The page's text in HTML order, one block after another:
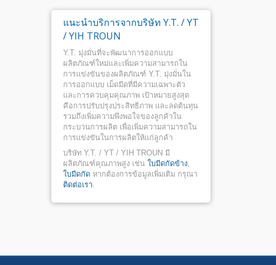
แนะนำบริการจากบริษัท Y.T. / YT
/ YIH TROUN
Y.T. มุ่งมั่นที่จะพัฒนาการออกแบบ
ผลิตภัณฑ์ใหม่และเพิ่มความสามารถใน
การแข่งขันของผลิตภัณฑ์ Y.T. มุ่งมั่นใน
การออกแบบ เม็ดมีดที่มีความเฉพาะตัว
และการควบคุมคุณภาพ เป้าหมายสูงสุด
คือการปรับปรุงประสิทธิภาพ และลดต้นทุน
รวมถึงเพิ่มความพึงพอใจของลูกค้าใน
กระบวนการผลิต เพื่อเพิ่มความสามารถใน
การแข่งขันในการผลิตให้แก่ลูกค้า
บริษัท Y.T. / YT / YIH TROUN มี
ผลิตภัณฑ์คุณภาพสูง เช่น ใบมีดกัดข้าง,
ใบมีดกัด หากต้องการข้อมูลเพิ่มเติม กรุณา
ติดต่อเรา.